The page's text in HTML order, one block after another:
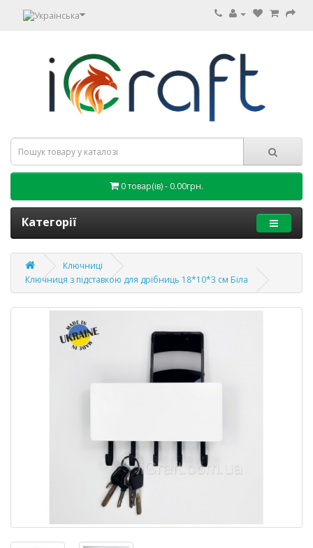
0 товар(ів) - 0.00грн.
Категорії
Ключниці
Ключниця з підставкою для дрібниць 18*10*3 см Біла